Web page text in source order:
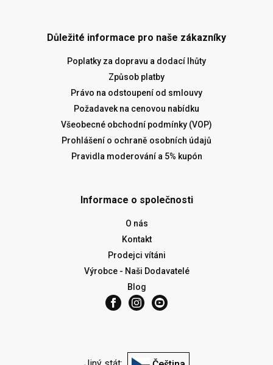
Důležité informace pro naše zákazníky
Poplatky za dopravu a dodací lhůty
Způsob platby
Právo na odstoupení od smlouvy
Požadavek na cenovou nabídku
Všeobecné obchodní podmínky (VOP)
Prohlášení o ochraně osobních údajů
Pravidla moderování a 5% kupón
Informace o společnosti
O nás
Kontakt
Prodejci vítáni
Výrobce - Naši Dodavatelé
Blog